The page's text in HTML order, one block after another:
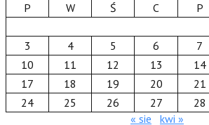
P
W Ś C P
3
4 5 6 7
10
11 12 13 14
17
18 19 20 21
24
25 26 27 28
« sie
kwi »